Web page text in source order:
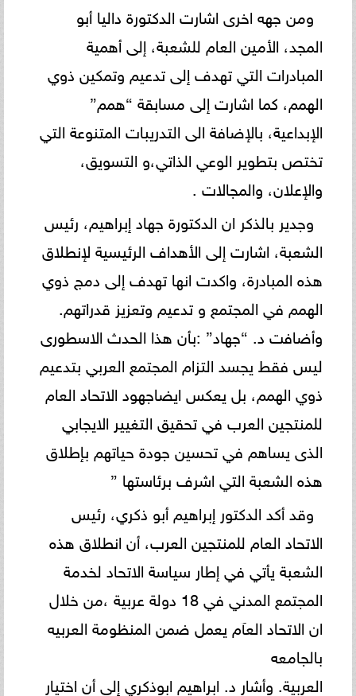
ومن جهه اخرى اشارت الدكتورة داليا أبو
المجد، الأمين العام للشعبة، إلى أهمية
المبادرات التي تهدف إلى تدعيم وتمكين ذوي
الهمم، كما اشارت إلى مسابقة “همم”
الإبداعية، بالإضافة الى التدريبات المتنوعة التي
تختص بتطوير الوعي الذاتي،و التسويق،
والإعلان، والمجالات .
وجدير بالذكر ان الدكتورة جهاد إبراهيم، رئيس
الشعبة، اشارت إلى الأهداف الرئيسية لإنطلاق
هذه المبادرة، واكدت انها تهدف إلى دمج ذوي
الهمم في المجتمع و تدعيم وتعزيز قدراتهم.
وأضافت د. “جهاد” :بأن هذا الحدث الاسطورى
ليس فقط يجسد التزام المجتمع العربي بتدعيم
ذوي الهمم، بل يعكس ايضاجهود الاتحاد العام
للمنتجين العرب في تحقيق التغيير الايجابي
الذى يساهم في تحسين جودة حياتهم بإطلاق
هذه الشعبة التي اشرف برئاستها ”
وقد أكد الدكتور إبراهيم أبو ذكري، رئيس
الاتحاد العام للمنتجين العرب، أن انطلاق هذه
الشعبة يأتي في إطار سياسة الاتحاد لخدمة
المجتمع المدني في 18 دولة عربية ،من خلال
ان الاتحاد العآم يعمل ضمن المنظومة العربيه
بالجامعه
العربية. وأشار د. ابراهيم ابوذكري إلى أن اختيار